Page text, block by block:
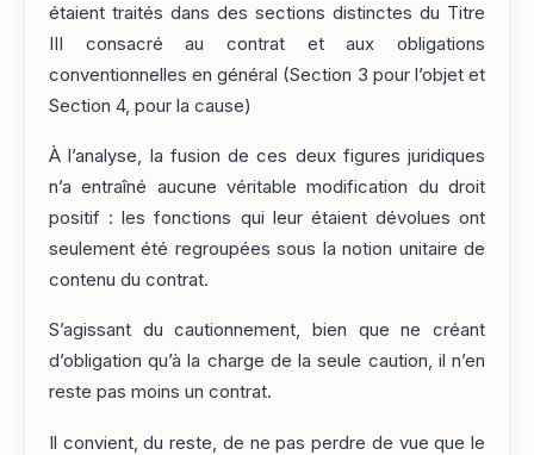
étaient traités dans des sections distinctes du Titre
III consacré au contrat et aux obligations
conventionnelles en général (Section 3 pour l’objet et
Section 4, pour la cause)
À l’analyse, la fusion de ces deux figures juridiques
n’a entraîné aucune véritable modification du droit
positif : les fonctions qui leur étaient dévolues ont
seulement été regroupées sous la notion unitaire de
contenu du contrat.
S’agissant du cautionnement, bien que ne créant
d’obligation qu’à la charge de la seule caution, il n’en
reste pas moins un contrat.
Il convient, du reste, de ne pas perdre de vue que le